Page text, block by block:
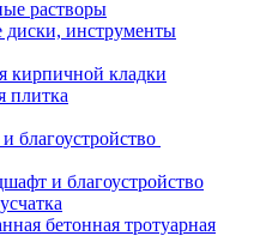
растворы
инструменты
кирпичной кладки
плитка
благоустройство
и благоустройство
бетонная тротуарная